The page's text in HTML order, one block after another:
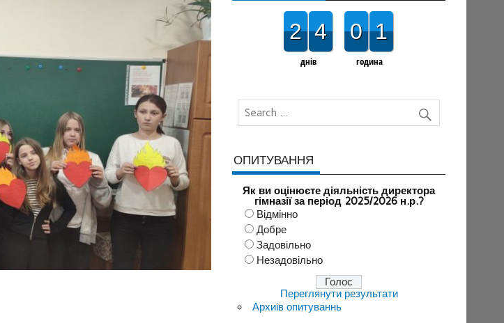
2 4
днів
0 1
година
ОПИТУВАННЯ
Як ви оцінюєте діяльність директора
гімназії за період 2025/2026 н.р.?
Відмінно
Добре
Задовільно
Незадовільно
Переглянути результати
Архиів опитуваннь